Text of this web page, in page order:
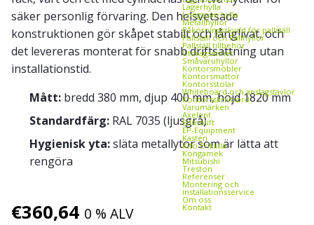
Lagerhylla
Longspan hylla
Metallhyllor
Påkörningsskydd för pallställ
Pallställ och Pallhyllor
Pallställ tillbehör
Utdragsenhet
Småvaruhyllor
Kontorsmöbler
Kontorsmattor
Kontorsstolar
Whiteboard och anslagstavlor
Kontorsskrivbord
Varumärken
Axelent
Edmolift
EP-Equipment
Kasten
Kito Erikkilä
Kongamek
Mitsubishi
Treston
Referenser
Montering och
installationsservice
Om oss
Kontakt
säker personlig förvaring. Den helsvetsade
konstruktionen gör skåpet stabilt och långlivat, och
det levereras monterat för snabb driftsättning utan
installationstid.
Mått:bredd 380 mm, djup 400 mm, höjd 1820 mm
Standardfärg:RAL 7035 (ljusgrå)
Hygienisk yta:släta metallytor som är lätta att
rengöra
€360,64 0 % ALV